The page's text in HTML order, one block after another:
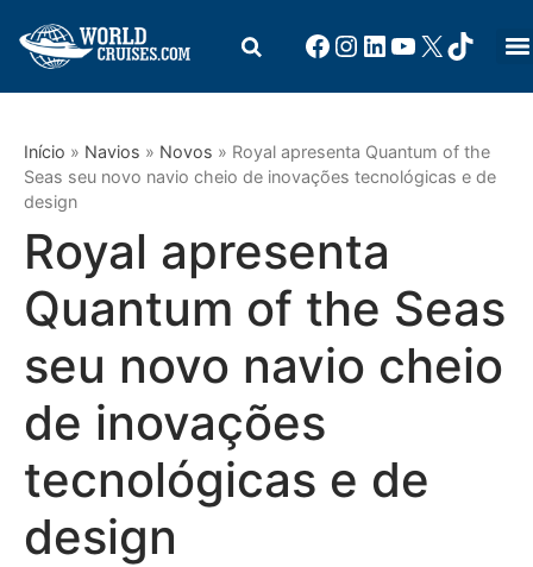
Início » Navios » Novos » Royal apresenta Quantum of the
Seas seu novo navio cheio de inovações tecnológicas e de
design
Royal apresenta
Quantum of the Seas
seu novo navio cheio
de inovações
tecnológicas e de
design